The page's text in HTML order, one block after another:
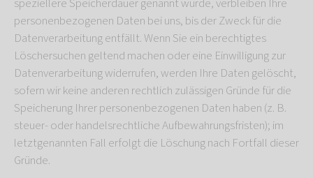
speziellere Speicherdauer genannt wurde, verbleiben Ihre
personenbezogenen Daten bei uns, bis der Zweck für die
Datenverarbeitung entfällt. Wenn Sie ein berechtigtes
Löschersuchen geltend machen oder eine Einwilligung zur
Datenverarbeitung widerrufen, werden Ihre Daten gelöscht,
sofern wir keine anderen rechtlich zulässigen Gründe für die
Speicherung Ihrer personenbezogenen Daten haben (z. B.
steuer- oder handelsrechtliche Aufbewahrungsfristen); im
letztgenannten Fall erfolgt die Löschung nach Fortfall dieser
Gründe.